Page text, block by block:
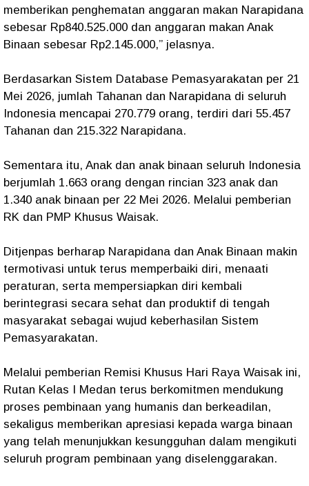
memberikan penghematan anggaran makan Narapidana
sebesar Rp840.525.000 dan anggaran makan Anak
Binaan sebesar Rp2.145.000,” jelasnya.
Berdasarkan Sistem Database Pemasyarakatan per 21
Mei 2026, jumlah Tahanan dan Narapidana di seluruh
Indonesia mencapai 270.779 orang, terdiri dari 55.457
Tahanan dan 215.322 Narapidana.
Sementara itu, Anak dan anak binaan seluruh Indonesia
berjumlah 1.663 orang dengan rincian 323 anak dan
1.340 anak binaan per 22 Mei 2026. Melalui pemberian
RK dan PMP Khusus Waisak.
Ditjenpas berharap Narapidana dan Anak Binaan makin
termotivasi untuk terus memperbaiki diri, menaati
peraturan, serta mempersiapkan diri kembali
berintegrasi secara sehat dan produktif di tengah
masyarakat sebagai wujud keberhasilan Sistem
Pemasyarakatan.
Melalui pemberian Remisi Khusus Hari Raya Waisak ini,
Rutan Kelas I Medan terus berkomitmen mendukung
proses pembinaan yang humanis dan berkeadilan,
sekaligus memberikan apresiasi kepada warga binaan
yang telah menunjukkan kesungguhan dalam mengikuti
seluruh program pembinaan yang diselenggarakan.